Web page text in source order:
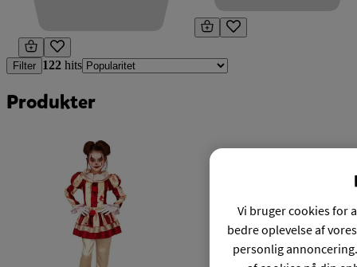
Filter 122 hits
Produkter
Vi bruger cookies for
bedre oplevelse af
personlig